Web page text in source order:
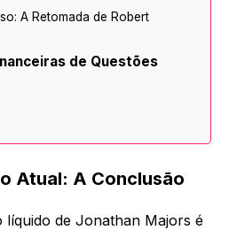
A Retomada de Robert
de Questões
Atual: A Conclusão
líquido de Jonathan Majors é